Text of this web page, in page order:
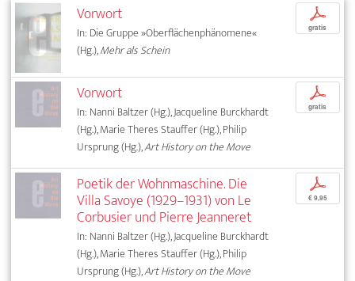
Vorwort
In: Die Gruppe »Oberflächenphänomene«
(Hg.),Mehr als Schein
p
gratis
Vorwort
In: Nanni Baltzer (Hg.), Jacqueline Burckhardt
(Hg.), Marie Theres Stauffer (Hg.), Philip
Ursprung (Hg.),Art History on the Move
p
gratis
Poetik der Wohnmaschine. Die
Villa Savoye (1929–1931) von Le
Corbusier und Pierre Jeanneret
In: Nanni Baltzer (Hg.), Jacqueline Burckhardt
(Hg.), Marie Theres Stauffer (Hg.), Philip
Ursprung (Hg.),Art History on the Move
p
€ 9,95